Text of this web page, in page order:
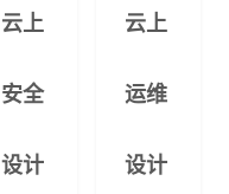
云上
安全
设计
云上
运维
设计